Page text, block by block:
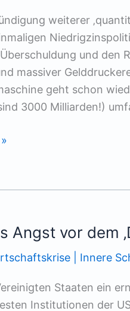
weiterer
und den
massiver
geht schon
3000 Milliarden!)
Angst vor dem
| Innere
Staaten ein
Institutionen der